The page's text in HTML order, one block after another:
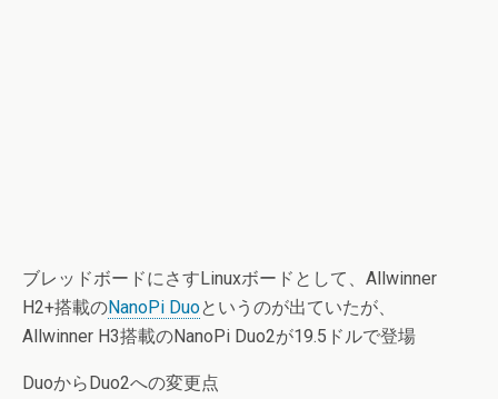
ブレッドボードにさすLinuxボードとして、Allwinner
H2+搭載のNanoPi Duoというのが出ていたが、
Allwinner H3搭載のNanoPi Duo2が19.5ドルで登場
DuoからDuo2への変更点